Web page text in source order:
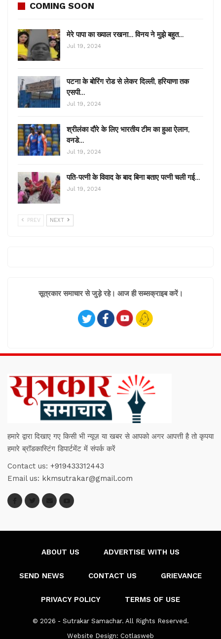
COMING SOON
मेरे पापा का ख्याल रखना… विनय ने मुझे बहुत…
Jul 19, 2024
पटना के बोरिंग रोड से लेकर दिल्ली, हरियाणा तक
एसपी…
Jul 19, 2024
श्रीलंका दौरे के लिए भारतीय टीम का हुआ ऐलान,
वनडे…
Jul 19, 2024
पति-पत्नी के विवाद के बाद बिना बताए पत्नी चली गई…
Jul 19, 2024
PREV NEXT
सूत्रकार समाचार से जुड़े रहे। आज ही सब्सक्राइब करें।
हमारे द्वारा दिखाए गए किसी भी न्यूज़ या खबर से आपको अगर आपत्ती है तो कृपया
हमारे ब्रॉडकास्टिंग डिपार्टमेंट में संपर्क करें
Contact us: +919433312443
Email us: kkmsutrakar@gmail.com
ABOUT US ADVERTISE WITH US
SEND NEWS CONTACT US GRIEVANCE
PRIVACY POLICY TERMS OF USE
© 2026 - Sutrakar Samachar. All Rights Reserved.
Website Design: Cotlasweb